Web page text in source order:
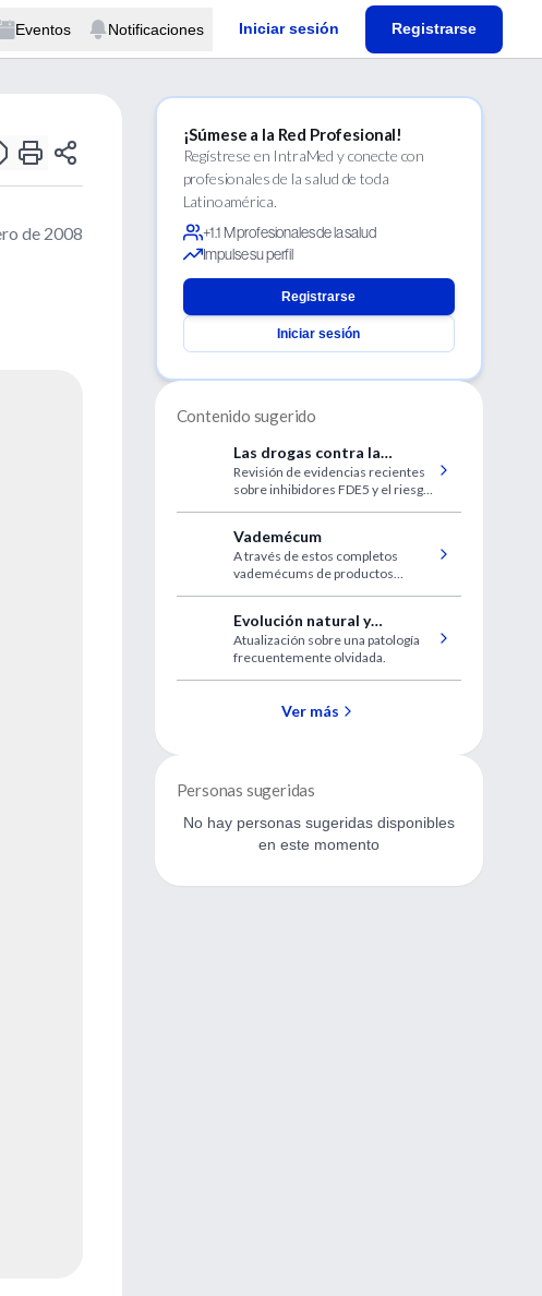
Eventos Notificaciones Iniciar sesión Registrarse
de 2008
¡Súmese a la Red Profesional!
Regístrese en IntraMed y conecte con
profesionales de la salud de toda
Latinoamérica.
+1.1 M profesionales de la salud
Impulse su perfil
Registrarse
Iniciar sesión
Contenido sugerido
Las drogas contra la
disfunción eréctil y la
NOIANA
Revisión de evidencias recientes
sobre inhibidores FDE5 y el riesgo
Vademécum
A través de estos completos
vademécums de productos
ya sea por nombre comercial,
droga, laboratorio o acción
terapéutica.
Evolución natural y
consecuencias de la
amiloidosis AA sistémica
Atualización sobre una patología
frecuentemente olvidada.
Ver más
Personas sugeridas
No hay personas sugeridas disponibles
en este momento